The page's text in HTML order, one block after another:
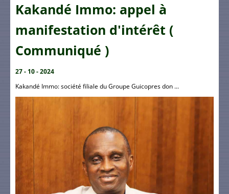
Kakandé Immo: appel à
manifestation d'intérêt (
Communiqué )
27 - 10 - 2024
Kakandé Immo: société filiale du Groupe Guicopres don ...